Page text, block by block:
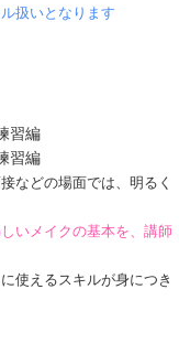
扱いとなります
習編
習編
などの場面では、明るく
いメイクの基本を、講師
使えるスキルが身につき